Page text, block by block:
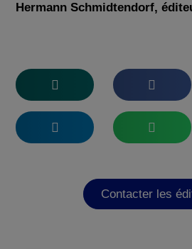
Hermann Schmidtendorf,
Contacter les